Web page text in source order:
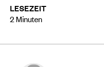
LESEZEIT
2 Minuten